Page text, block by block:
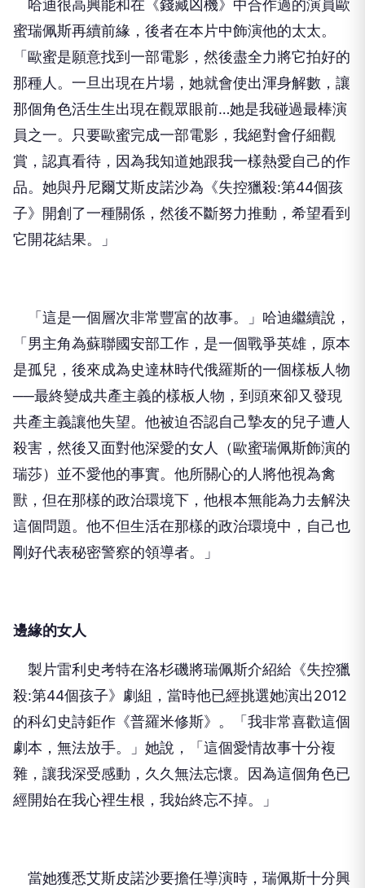
哈迪很高興能和在《錢藏凶機》中合作過的演員歐
蜜瑞佩斯再續前緣，後者在本片中飾演他的太太。
「歐蜜是願意找到一部電影，然後盡全力將它拍好的
那種人。一旦出現在片場，她就會使出渾身解數，讓
那個角色活生生出現在觀眾眼前…她是我碰過最棒演
員之一。只要歐蜜完成一部電影，我絕對會仔細觀
賞，認真看待，因為我知道她跟我一樣熱愛自己的作
品。她與丹尼爾艾斯皮諾沙為《失控獵殺:第44個孩
子》開創了一種關係，然後不斷努力推動，希望看到
它開花結果。」
「這是一個層次非常豐富的故事。」哈迪繼續說，
「男主角為蘇聯國安部工作，是一個戰爭英雄，原本
是孤兒，後來成為史達林時代俄羅斯的一個樣板人物
──最終變成共產主義的樣板人物，到頭來卻又發現
共產主義讓他失望。他被迫否認自己摯友的兒子遭人
殺害，然後又面對他深愛的女人（歐蜜瑞佩斯飾演的
瑞莎）並不愛他的事實。他所關心的人將他視為禽
獸，但在那樣的政治環境下，他根本無能為力去解決
這個問題。他不但生活在那樣的政治環境中，自己也
剛好代表秘密警察的領導者。」
邊緣的女人
製片雷利史考特在洛杉磯將瑞佩斯介紹給《失控獵
殺:第44個孩子》劇組，當時他已經挑選她演出2012
的科幻史詩鉅作《普羅米修斯》。「我非常喜歡這個
劇本，無法放手。」她說，「這個愛情故事十分複
雜，讓我深受感動，久久無法忘懷。因為這個角色已
經開始在我心裡生根，我始終忘不掉。」
當她獲悉艾斯皮諾沙要擔任導演時，瑞佩斯十分興